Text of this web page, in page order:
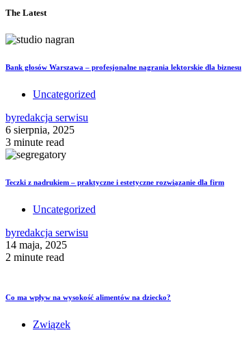
The Latest
Bank głosów Warszawa – profesjonalne nagrania lektorskie dla biznesu
Uncategorized
byredakcja serwisu
6 sierpnia, 2025
3 minute read
Teczki z nadrukiem – praktyczne i estetyczne rozwiązanie dla firm
Uncategorized
byredakcja serwisu
14 maja, 2025
2 minute read
Co ma wpływ na wysokość alimentów na dziecko?
Związek